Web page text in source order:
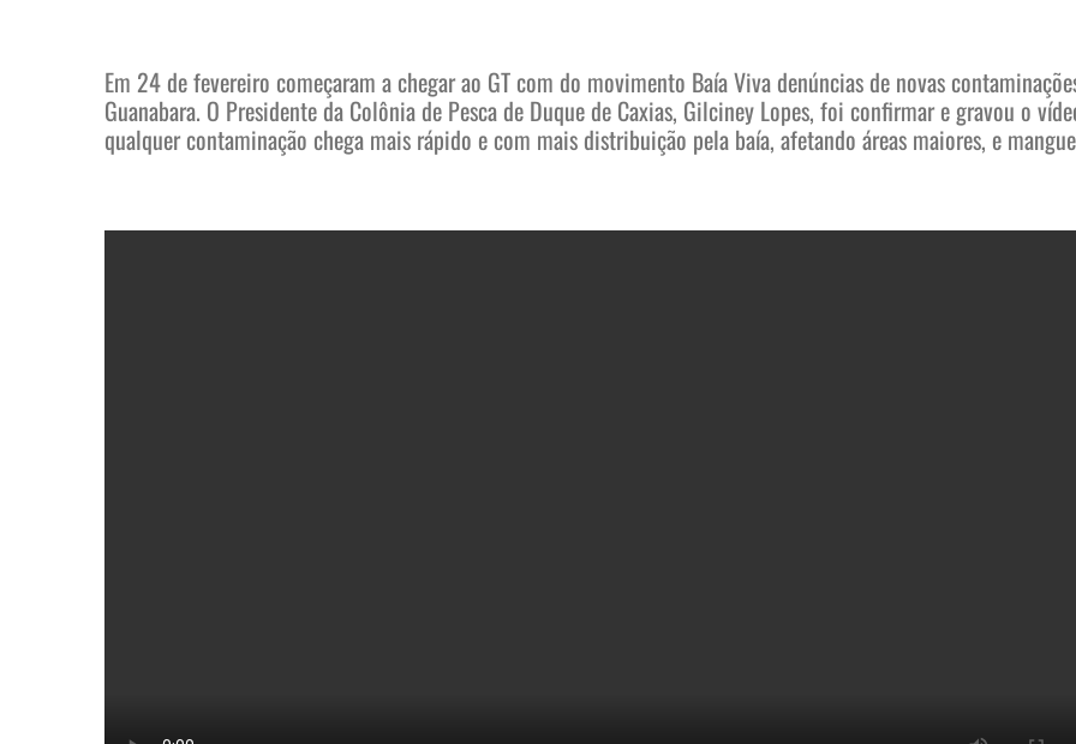
Em 24 de fevereiro começaram a chegar ao GT com do movimento Baía Viva denúncias de novas
Guanabara. O Presidente da Colônia de Pesca de Duque de Caxias, Gilciney Lopes, foi confirmar e gravou o
qualquer contaminação chega mais rápido e com mais distribuição pela baía, afetando áreas maiores, e